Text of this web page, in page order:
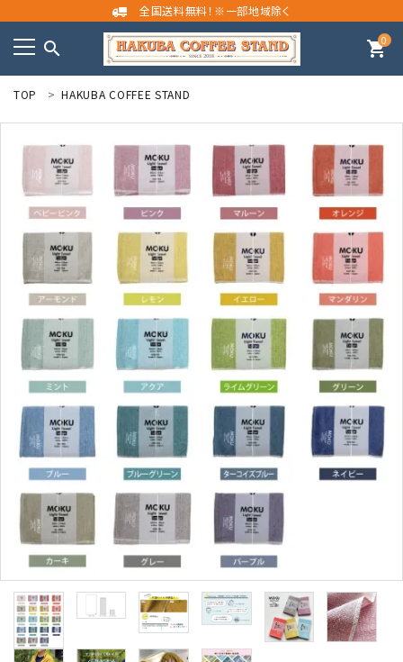
全国送料無料！※一部地域除く
search 0
shopping_cart
meeting_room ログイン person 新規会員登録
search
カテゴリーから探す
目的・気分でコーヒーを選ぶ
コンテンツ
INFORMATION
TOP HAKUBA COFFEE STAND